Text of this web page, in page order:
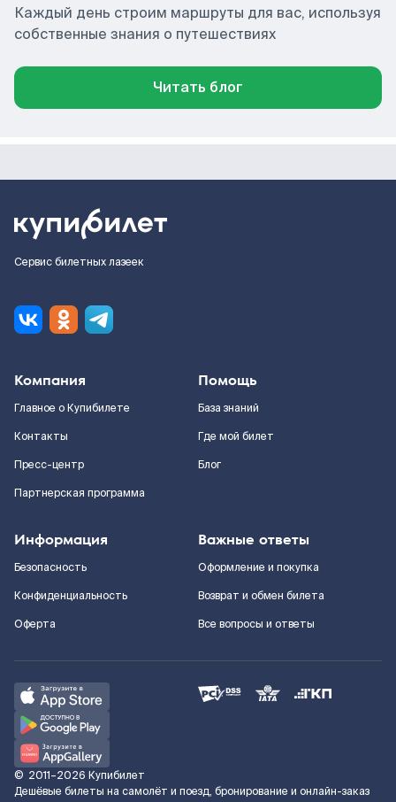
Каждый день строим маршруты для вас, используя
собственные знания о путешествиях
Читать блог
Сервис билетных лазеек
Компания
Главное о Купибилете
Контакты
Пресс-центр
Партнерская программа
Помощь
База знаний
Где мой билет
Блог
Информация
Безопасность
Конфиденциальность
Оферта
Важные ответы
Оформление и покупка
Возврат и обмен билета
Все вопросы и ответы
© 2011–2026 Купибилет
Дешёвые билеты на самолёт и поезд, бронирование и онлайн-заказ